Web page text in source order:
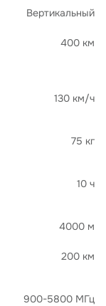
Вертикальный
400 км
130 км/ч
75 кг
10 ч
4000 м
200 км
900-5800 МГц